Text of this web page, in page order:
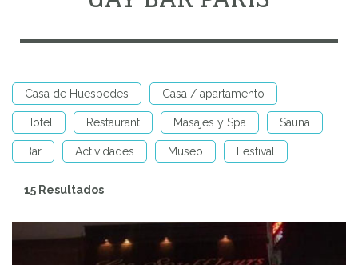
Casa de Huespedes Casa / apartamento
Hotel Restaurant Masajes y Spa Sauna
Bar Actividades Museo Festival
15 Resultados